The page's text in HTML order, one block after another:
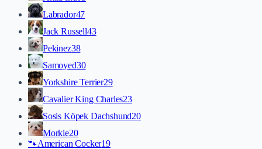
Labrador47
Jack Russell43
Pekinez38
Samoyed30
Yorkshire Terrier29
Cavalier King Charles23
Sosis Köpek Dachshund20
Morkie20
🐾American Cocker19